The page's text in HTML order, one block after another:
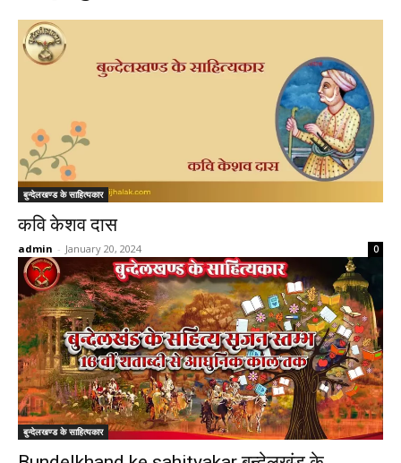
बुन्देलखण्ड के साहित्यकार
कवि केशव दास
admin - January 20, 2024 0
बुन्देलखण्ड के साहित्यकार